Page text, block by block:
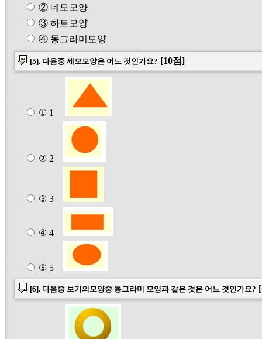
② 네모모양
③ 하트모양
④ 동그라미모양
[5]. 다음중 세모모양은 어느 것인가요? [10점]
① 1
② 2
③ 3
④ 4
⑤ 5
[6]. 다음중 보기의모양중 동그라미 모양과 같은 것은 어느 것인가요?